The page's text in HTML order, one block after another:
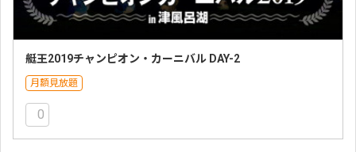
艇王2019チャンピオン・カーニバル DAY-2
月額見放題
0